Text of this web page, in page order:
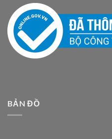
BẢN ĐỒ